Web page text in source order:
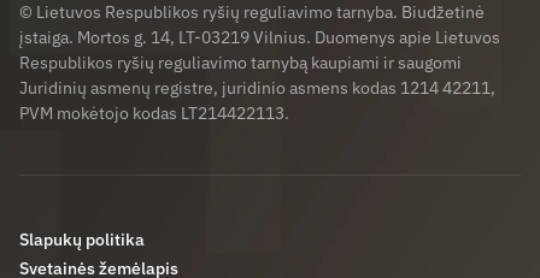
© Lietuvos Respublikos ryšių reguliavimo tarnyba. Biudžetinė
įstaiga. Mortos g. 14, LT-03219 Vilnius. Duomenys apie Lietuvos
Respublikos ryšių reguliavimo tarnybą kaupiami ir saugomi
Juridinių asmenų registre, juridinio asmens kodas 1214 42211,
PVM mokėtojo kodas LT214422113.
Slapukų politika
Svetainės žemėlapis